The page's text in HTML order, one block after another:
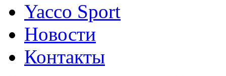
Yacco Sport
Новости
Контакты